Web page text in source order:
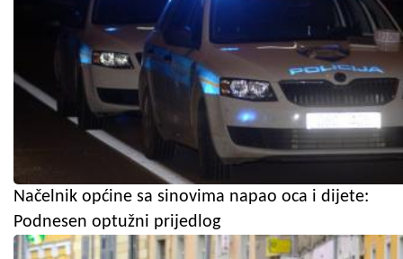
Načelnik općine sa sinovima napao oca i dijete:
Podnesen optužni prijedlog